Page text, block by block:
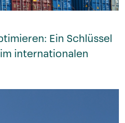
Ein Schlüssel
internationalen